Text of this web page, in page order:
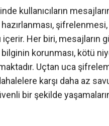
kullanıcıların
Her biri, mesajların
korunması, kötü
Uçtan uca
karşı daha az
bir şekilde